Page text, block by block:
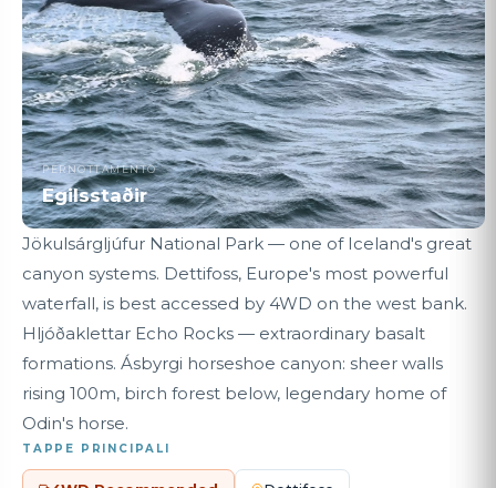
PERNOTTAMENTO
Egilsstaðir
Jökulsárgljúfur National Park — one of Iceland's great
canyon systems. Dettifoss, Europe's most powerful
waterfall, is best accessed by 4WD on the west bank.
Hljóðaklettar Echo Rocks — extraordinary basalt
formations. Ásbyrgi horseshoe canyon: sheer walls
rising 100m, birch forest below, legendary home of
Odin's horse.
TAPPE PRINCIPALI